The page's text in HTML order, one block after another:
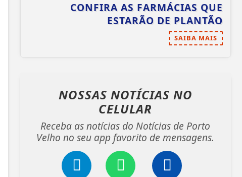
CONFIRA AS FARMÁCIAS QUE
ESTARÃO DE PLANTÃO
SAIBA MAIS
NOSSAS NOTÍCIAS NO
CELULAR
Receba as notícias do Notícias de Porto
Velho no seu app favorito de mensagens.